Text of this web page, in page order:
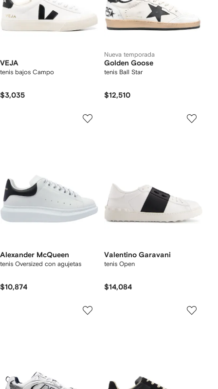
VEJA
tenis bajos Campo
$3,035
Nueva temporada
Golden Goose
tenis Ball Star
$12,510
Alexander McQueen
tenis Oversized con agujetas
$10,874
Valentino Garavani
tenis Open
$14,084